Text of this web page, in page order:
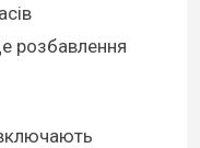
розбавлення
включають